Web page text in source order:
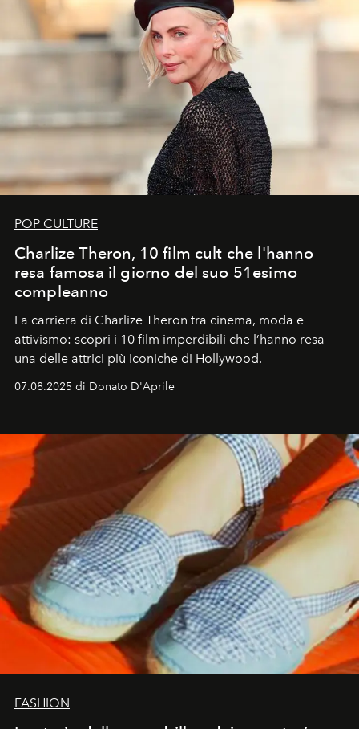
POP CULTURE
Charlize Theron, 10 film cult che l'hanno
resa famosa il giorno del suo 51esimo
compleanno
La carriera di Charlize Theron tra cinema, moda e
attivismo: scopri i 10 film imperdibili che l’hanno resa
una delle attrici più iconiche di Hollywood.
07.08.2025 di Donato D'Aprile
FASHION